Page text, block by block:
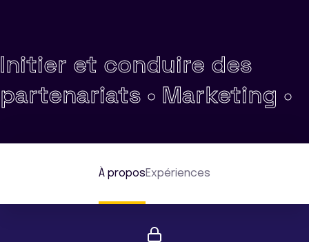
Initier et conduire des
partenariats • Marketing •
À proposExpériences